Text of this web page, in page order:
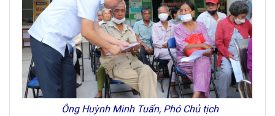
Ông Huỳnh Minh Tuấn, Phó Chủ tịch